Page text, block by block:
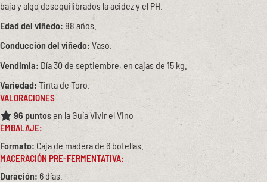
baja y algo desequilibrados la acidez y el PH.
Edad del viñedo: 88 años.
Conducción del viñedo: Vaso.
Vendimia: Día 30 de septiembre, en cajas de 15 kg.
Variedad:Tinta de Toro.
VALORACIONES
96 puntos en la Guía Vivir el Vino
EMBALAJE:
Formato: Caja de madera de 6 botellas.
MACERACIÓN PRE-FERMENTATIVA:
Duración: 6 días.